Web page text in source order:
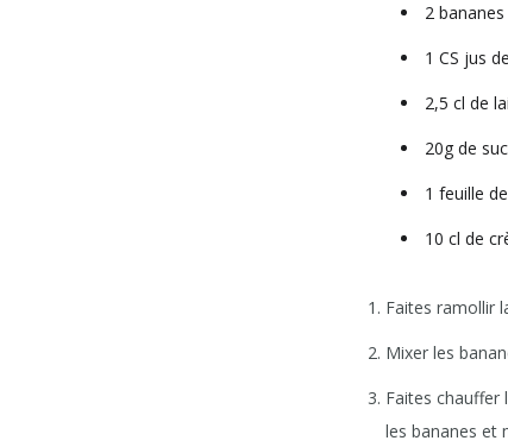
2
1 CS jus
2,5 cl de
20g de
1 feuille
10 cl de
Faites ramollir
Mixer les
Faites chauffer
les bananes et